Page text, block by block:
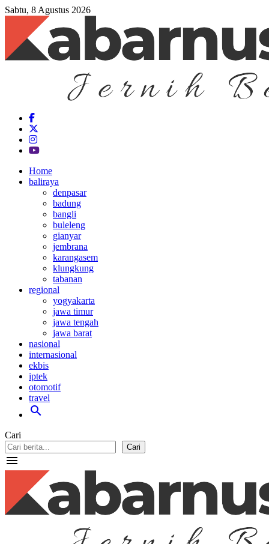
Sabtu, 8 Agustus 2026
Home
baliraya
denpasar
badung
bangli
buleleng
gianyar
jembrana
karangasem
klungkung
tabanan
regional
yogyakarta
jawa timur
jawa tengah
jawa barat
nasional
internasional
ekbis
iptek
otomotif
travel
search
Cari
Cari
menu